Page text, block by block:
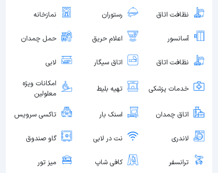
نظافت اتاق رستوران نمازخانه
آسانسور اعلام حریق حمل چمدان
نظافت اتاق اتاق سیگار لابی
خدمات پزشکی تهیه بلیط
امکانات ویژه
معلولین
اتاق چمدان اسنک بار تاکسی سرویس
لاندری نت در لابی گاو صندوق
ترانسفر کافی شاپ میز تور